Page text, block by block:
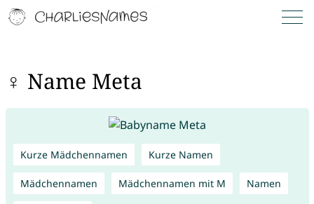
♀ Name Meta
Kurze Mädchennamen Kurze Namen
Mädchennamen Mädchennamen mit M Namen